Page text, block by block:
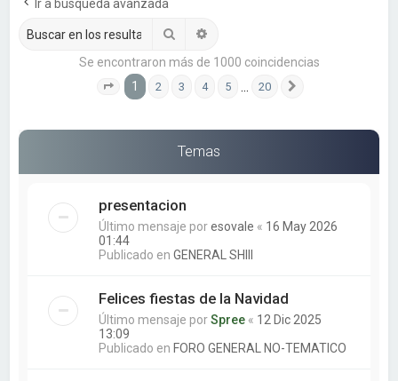
Ir a búsqueda avanzada
Buscar
Se encontraron más de 1000 coincidencias
Página 1de 20
1 2 3 4 5 20
Temas
presentacion
Último mensaje poresovale « 16 May 2026
01:44
Publicado enGENERAL SHIII
Felices fiestas de la Navidad
Último mensaje porSpree « 12 Dic 2025
13:09
Publicado en FORO GENERAL NO-TEMATICO